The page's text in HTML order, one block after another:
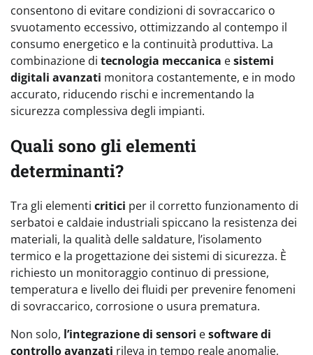
consentono di evitare condizioni di sovraccarico o
svuotamento eccessivo, ottimizzando al contempo il
consumo energetico e la continuità produttiva. La
combinazione di tecnologia meccanica esistemi
digitali avanzati monitora costantemente, e in modo
accurato, riducendo rischi e incrementando la
sicurezza complessiva degli impianti.
Quali sono gli elementi
determinanti?
Tra gli elementi critici per il corretto funzionamento di
serbatoi e caldaie industriali spiccano la resistenza dei
materiali, la qualità delle saldature, l’isolamento
termico e la progettazione dei sistemi di sicurezza. È
richiesto un monitoraggio continuo di pressione,
temperatura e livello dei fluidi per prevenire fenomeni
di sovraccarico, corrosione o usura prematura.
Non solo, l’integrazione di sensori esoftware di
controllo avanzati rileva in tempo reale anomalie,